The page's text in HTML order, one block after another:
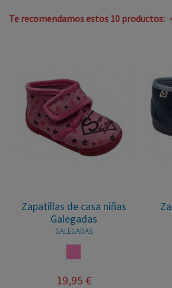
Te recomendamos estos 10 productos:
Zapatillas de casa niñas
Galegadas
GALEGADAS
19,95 €